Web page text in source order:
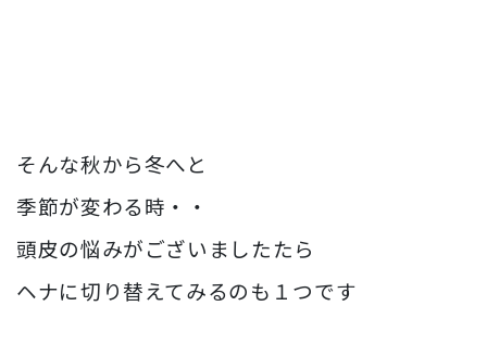
そんな秋から冬へと
季節が変わる時・・
頭皮の悩みがございましたたら
ヘナに切り替えてみるのも１つです